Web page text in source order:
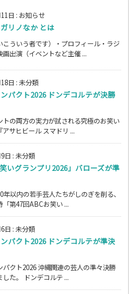
日 : お知らせ
リノなか とは
こういう者です）・プロフィール・ラジ
画出演（イベントなど主催 ...
日 : 未分類
パクト2026 ドンデコルテが決勝
トの両方の実力が試される究極のお笑い
アサヒビール スマドリ ...
日 : 未分類
笑いグランプリ2026」バローズが準
年以内の若手芸人たちがしのぎを削る、
「第47回ABCお笑い ...
日 : 未分類
パクト2026 ドンデコルテが準決
パクト2026 沖縄関連の芸人の準々決勝
した。 ドンデコルテ ...